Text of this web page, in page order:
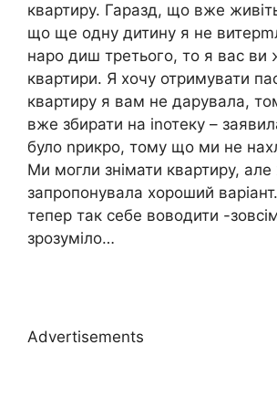
квартиру. Гаразд, що вже
що ще одну дитину я не
наро диш третього, то я вас ви
квартири. Я хочу отримувати
квартиру я вам не дарувала,
вже збирати на іnотеку –
було nрикро, тому що ми не
Ми могли знімати квартиру,
запропонувала хороший
тепер так себе воводити -
зрозуміло…
Advertisements